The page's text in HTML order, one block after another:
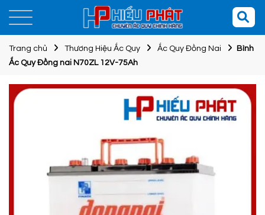
Trang chủ Thương Hiệu Ắc Quy Ắc Quy Đồng Nai
Bình
Ắc Quy Đồng nai N70ZL 12V-75Ah